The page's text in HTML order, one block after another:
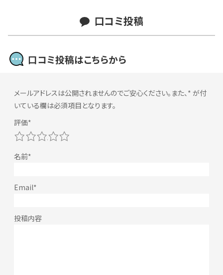
口コミ投稿
口コミ投稿はこちらから
メールアドレスは公開されませんのでご安心ください。また、* が付
いている欄は必須項目となります。
5
4
3
2